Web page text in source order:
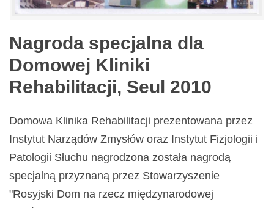
Nagroda specjalna dla
Domowej Kliniki
Rehabilitacji, Seul 2010
Domowa Klinika Rehabilitacji prezentowana przez
Instytut Narządów Zmysłów oraz Instytut Fizjologii i
Patologii Słuchu nagrodzona została nagrodą
specjalną przyznaną przez Stowarzyszenie
"Rosyjski Dom na rzecz międzynarodowej